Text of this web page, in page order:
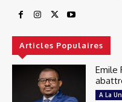
Articles Populaires
Emile
A La